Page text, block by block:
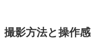
撮影方法と操作感